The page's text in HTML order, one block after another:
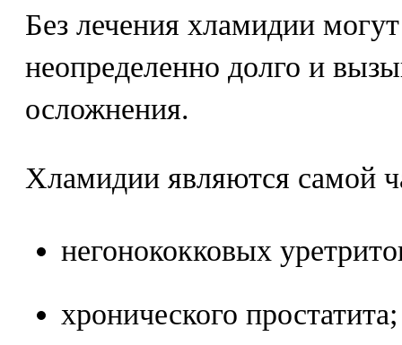
Без лечения хламидии могут
неопределенно долго и
осложнения.
Хламидии являются самой
негонококковых
хронического простатита;